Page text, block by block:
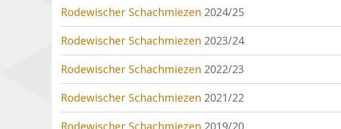
Rodewischer Schachmiezen 2024/25
Rodewischer Schachmiezen 2023/24
Rodewischer Schachmiezen 2022/23
Rodewischer Schachmiezen 2021/22
Rodewischer Schachmiezen 2019/20